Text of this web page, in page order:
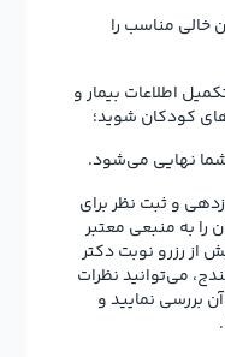
خالی مناسب را
اطلاعات بیمار و
کودکان شوید؛
شما نهایی می‌شود.
و ثبت نظر برای
را به منبعی معتبر
از رزرو نوبت دکتر
می‌توانید نظرات
بررسی نمایید و